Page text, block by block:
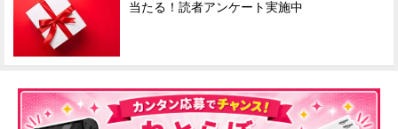
当たる！読者アンケート実施中